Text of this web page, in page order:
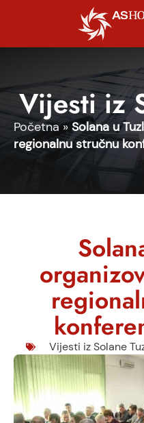
Vijesti iz
Početna»Solana u
regionalnu stručnu
Vijesti iz Solane